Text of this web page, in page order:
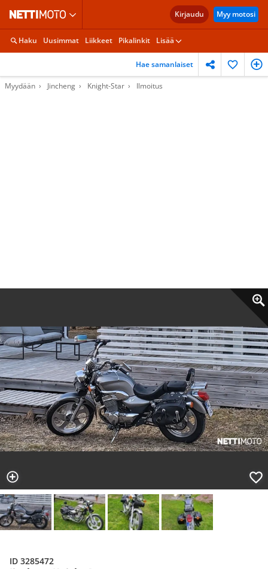
Kirjaudu Myy motosi
Haku Uusimmat Liikkeet Pikalinkit Lisää
Hae samanlaiset
Myydään Jincheng Knight-Star Ilmoitus
ID 3285472